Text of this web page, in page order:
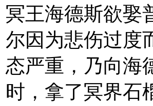
冥王海德斯欲娶
尔因为悲伤过度
态严重，乃向海
时，拿了冥界石